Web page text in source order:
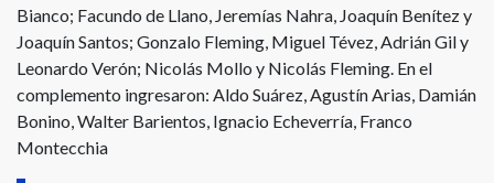
Bianco; Facundo de Llano, Jeremías Nahra, Joaquín Benítez y
Joaquín Santos; Gonzalo Fleming, Miguel Tévez, Adrián Gil y
Leonardo Verón; Nicolás Mollo y Nicolás Fleming. En el
complemento ingresaron: Aldo Suárez, Agustín Arias, Damián
Bonino, Walter Barientos, Ignacio Echeverría, Franco
Montecchia